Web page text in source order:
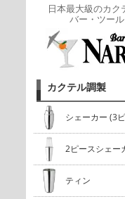
日本最大級のカク
バー・ツー
カクテル調製
シェーカー (3
2ピースシェー
ティン